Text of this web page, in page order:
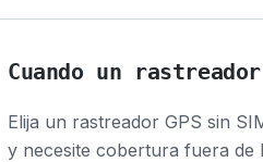
Cuando un
Elija un rastreador GPS sin
y necesite cobertura fuera de